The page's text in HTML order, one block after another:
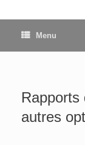
Menu
Rapports
autres